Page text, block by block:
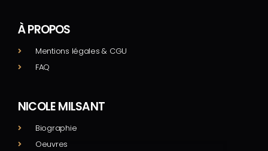
À PROPOS
Mentions légales & CGU
FAQ
NICOLE MILSANT
Biographie
Oeuvres